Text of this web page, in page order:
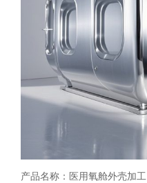
产品名称：医用氧舱外壳加工